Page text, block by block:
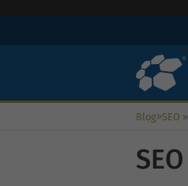
Blog»SEO »
SEO